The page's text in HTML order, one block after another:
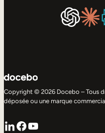
Copyright © 2026 Docebo – Tous
déposée ou une marque
LinkedIn
Facebook
YouTube